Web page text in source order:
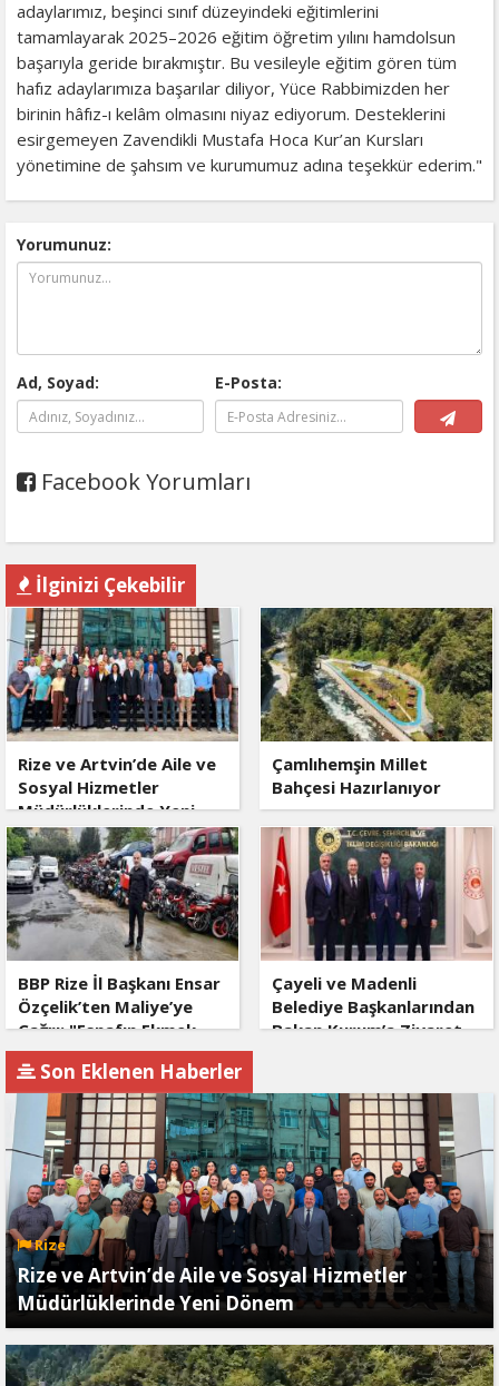
adaylarımız, beşinci sınıf düzeyindeki eğitimlerini
tamamlayarak 2025–2026 eğitim öğretim yılını hamdolsun
başarıyla geride bırakmıştır. Bu vesileyle eğitim gören tüm
hafız adaylarımıza başarılar diliyor, Yüce Rabbimizden her
birinin hâfız-ı kelâm olmasını niyaz ediyorum. Desteklerini
esirgemeyen Zavendikli Mustafa Hoca Kur’an Kursları
yönetimine de şahsım ve kurumumuz adına teşekkür ederim."
Yorumunuz:
Ad, Soyad: E-Posta:
Facebook Yorumları
İlginizi Çekebilir
Rize ve Artvin’de Aile ve
Sosyal Hizmetler
Müdürlüklerinde Yeni
Dönem
Çamlıhemşin Millet
Bahçesi Hazırlanıyor
BBP Rize İl Başkanı Ensar
Özçelik’ten Maliye’ye
Çağrı: "Esnafın Ekmek
Teknesine Haciz Borcu
Ödetmez, Üretimi
Durdurur!"
Çayeli ve Madenli
Belediye Başkanlarından
Bakan Kurum’a Ziyaret
Son Eklenen Haberler
Rize
Rize ve Artvin’de Aile ve Sosyal Hizmetler
Müdürlüklerinde Yeni Dönem